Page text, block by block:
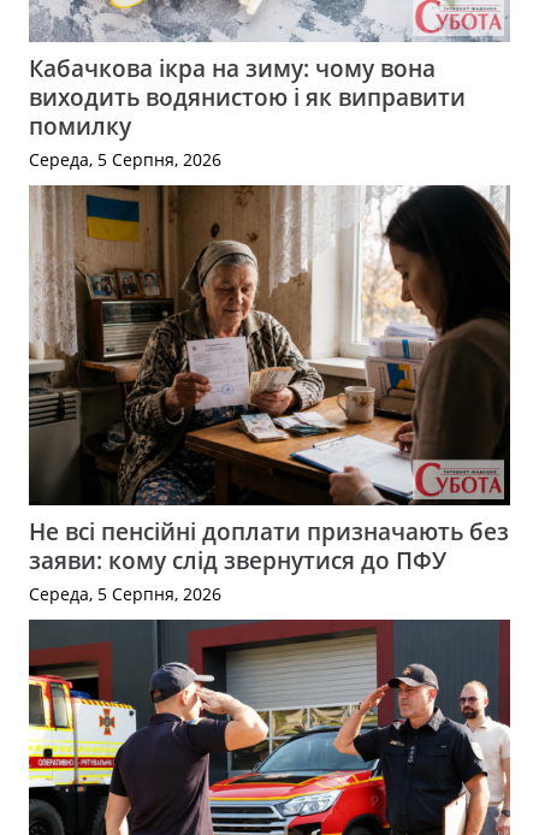
Кабачкова ікра на зиму: чому вона
виходить водянистою і як виправити
помилку
Середа, 5 Серпня, 2026
Не всі пенсійні доплати призначають без
заяви: кому слід звернутися до ПФУ
Середа, 5 Серпня, 2026